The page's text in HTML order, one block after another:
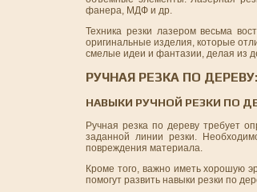
фанера, МДФ и др.
Техника резки лазером весьма
оригинальные изделия, которые
смелые идеи и фантазии, делая из
РУЧНАЯ РЕЗКА ПО
НАВЫКИ РУЧНОЙ РЕЗКИ ПО
Ручная резка по дереву требует
заданной линии резки.
повреждения материала.
Кроме того, важно иметь хорошую
помогут развить навыки резки по